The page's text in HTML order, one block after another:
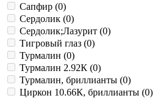
Сапфир (0)
Сердолик (0)
Сердолик;Лазурит (0)
Тигровый глаз (0)
Турмалин (0)
Турмалин 2.92К (0)
Турмалин, бриллианты (0)
Циркон 10.66К, бриллианты (0)